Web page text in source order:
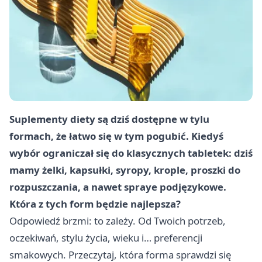
Suplementy diety są dziś dostępne w tylu
formach, że łatwo się w tym pogubić. Kiedyś
wybór ograniczał się do klasycznych tabletek: dziś
mamy żelki, kapsułki, syropy, krople, proszki do
rozpuszczania, a nawet spraye podjęzykowe.
Która z tych form będzie najlepsza?
Odpowiedź brzmi: to zależy. Od Twoich potrzeb,
oczekiwań, stylu życia, wieku i… preferencji
smakowych. Przeczytaj, która forma sprawdzi się